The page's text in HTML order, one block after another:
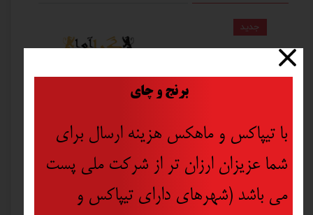
جدید
برنج و چای
با تیپاکس و ماهکس هزینه ارسال برای
شما عزیزان ارزان تر از شرکت ملی پست
می باشد (شهرهای دارای تیپاکس و